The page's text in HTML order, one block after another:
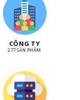
CÔNG TY
277 SẢN PHẨM